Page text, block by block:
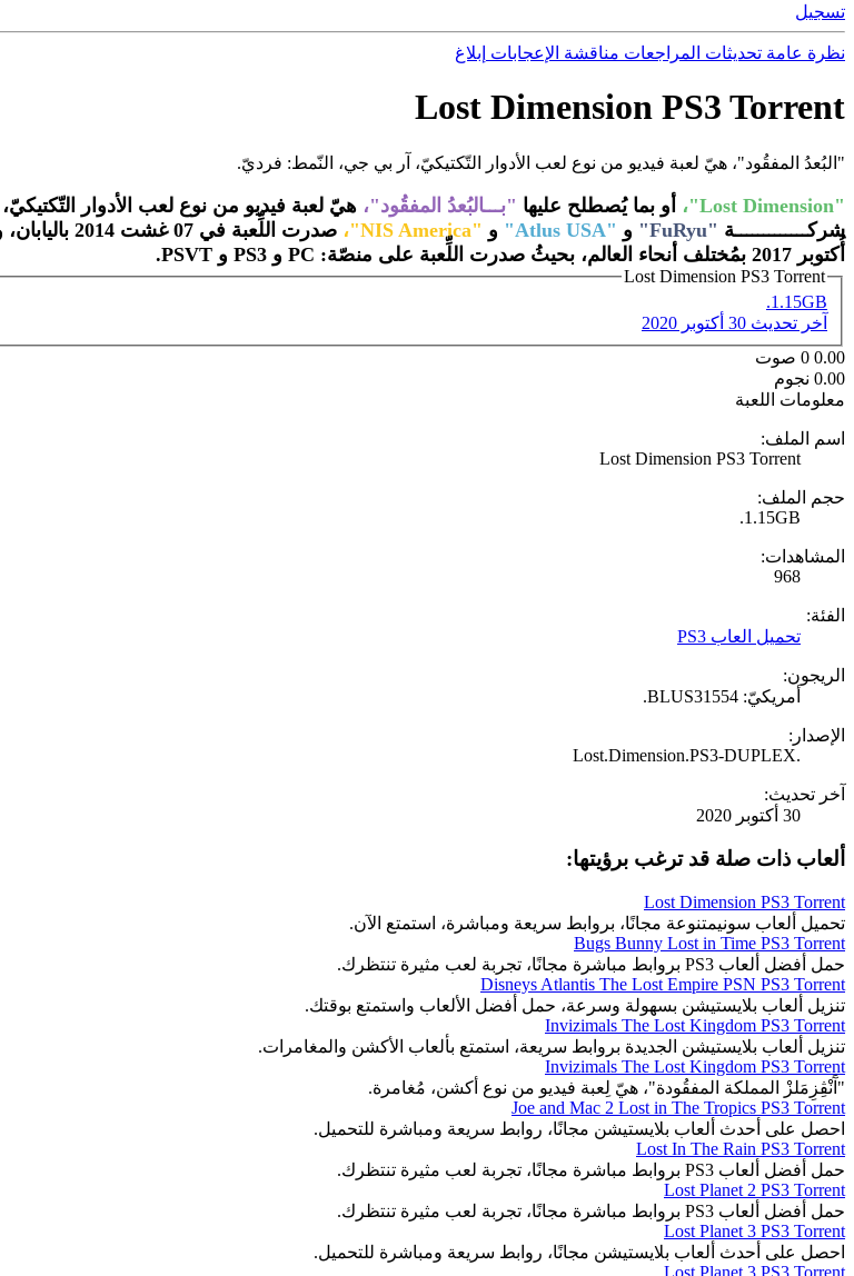
تسجيل
نظرة عامة تحديثات المراجعات مناقشة الإعجابات إبلاغ
Lost Dimension PS3 Torrent
"البُعدُ المفقُود"، هيّ لعبة فيديو من نوع لعب الأدوار التّكتيكيّ، آر بي جي، النّمط: فرديّ.
"Lost Dimension"، أو بما يُصطلح عليها "بـــالبُعدُ المفقُود"، هيّ لعبة فيديو من نوع لعب الأدوار
شركـــــــــــــة "FuRyu" و "Atlus USA" و "NIS America"،
أُكتوبر 2017 بمُختلف أنحاء العالم، بحيثُ صدرت اللِّعبة على منصّة: PC و PS3 و PSVT.
Lost Dimension PS3 Torrent
1.15GB.
آخر تحديث 30 أكتوبر 2020
0.00
0 صوت
0.00 نجوم
معلومات اللعبة
اسم الملف:
Lost Dimension PS3 Torrent
حجم الملف:
1.15GB.
المشاهدات:
968
الفئة:
تحميل العاب PS3
الريجون:
أمريكيّ: BLUS31554.
الإصدار:
.Lost.Dimension.PS3-DUPLEX
آخر تحديث:
30 أكتوبر 2020
ألعاب ذات صلة قد ترغب برؤيتها:
Lost Dimension PS3 Torrent
تحميل ألعاب سونيمتنوعة مجانًا، بروابط سريعة ومباشرة، استمتع الآن.
Bugs Bunny Lost in Time PS3 Torrent
حمل أفضل ألعاب PS3 بروابط مباشرة مجانًا، تجربة لعب مثيرة تنتظرك.
Disneys Atlantis The Lost Empire PSN PS3 Torrent
تنزيل ألعاب بلايستيشن بسهولة وسرعة، حمل أفضل الألعاب واستمتع بوقتك.
Invizimals The Lost Kingdom PS3 Torrent
تنزيل ألعاب بلايستيشن الجديدة بروابط سريعة، استمتع بألعاب الأكشن والمغامرات.
Invizimals The Lost Kingdom PS3 Torrent
"آَنْڤِزِمَلزْ المملكة المفقُودة"، هيّ لِعبة فيديو من نوع أكشن، مُغامرة.
Joe and Mac 2 Lost in The Tropics PS3 Torrent
احصل على أحدث ألعاب بلايستيشن مجانًا، روابط سريعة ومباشرة للتحميل.
Lost In The Rain PS3 Torrent
حمل أفضل ألعاب PS3 بروابط مباشرة مجانًا، تجربة لعب مثيرة تنتظرك.
Lost Planet 2 PS3 Torrent
حمل أفضل ألعاب PS3 بروابط مباشرة مجانًا، تجربة لعب مثيرة تنتظرك.
Lost Planet 3 PS3 Torrent
احصل على أحدث ألعاب بلايستيشن مجانًا، روابط سريعة ومباشرة للتحميل.
Lost Planet 3 PS3 Torrent